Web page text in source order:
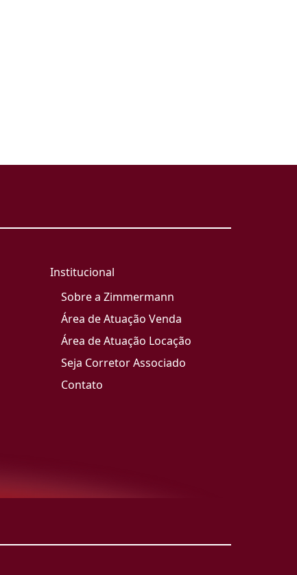
Institucional
Sobre a Zimmermann
Área de Atuação Venda
Área de Atuação Locação
Seja Corretor Associado
Contato